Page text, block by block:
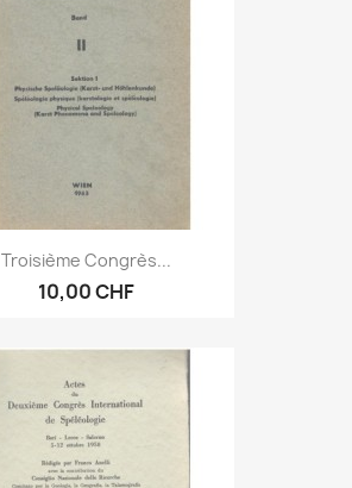
Troisième Congrès...
10,00 CHF